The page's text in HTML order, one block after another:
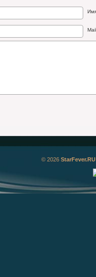
© 2026 StarFever.RU